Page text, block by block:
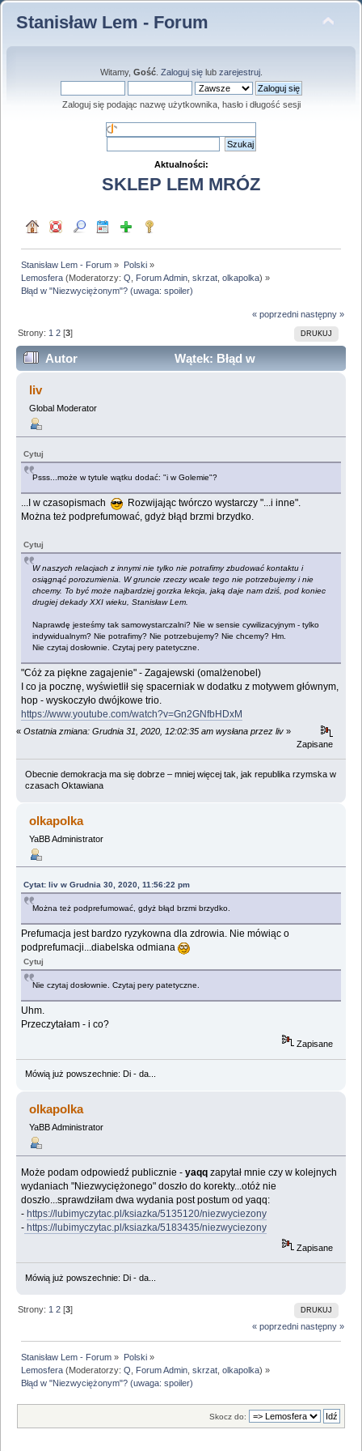
Stanisław Lem - Forum
Witamy, Gość. Zaloguj sięlub zarejestruj.
Zaloguj się podając nazwę użytkownika, hasło i długość sesji
Aktualności:
SKLEP LEM MRÓZ
Stanisław Lem - Forum » Polski»
Lemosfera (Moderatorzy:Q Forum Admin ,skrzat ,olkapolka) »
Błąd w "Niezwyciężonym"? (uwaga: spoiler)
« poprzedni następny »
DRUKUJ
Strony: 1 2 [3]
Autor
Wątek: Błąd w
"Niezwyciężonym"? (uwaga: spoiler) (Przeczytany
76151 razy)
liv
Global Moderator
Cytuj
Psss...może w tytule wątku dodać: "i w Golemie"?
...I w czasopismach
Rozwijając twórczo wystarczy "...i inne".
Można też podprefumować, gdyż błąd brzmi brzydko.
Cytuj
W naszych relacjach z innymi nie tylko nie potrafimy zbudować kontaktu i
osiągnąć porozumienia. W gruncie rzeczy wcale tego nie potrzebujemy i nie
chcemy. To być może najbardziej gorzka lekcja, jaką daje nam dziś, pod koniec
drugiej dekady XXI wieku, Stanisław Lem.
Naprawdę jesteśmy tak samowystarczalni? Nie w sensie cywilizacyjnym - tylko
indywidualnym? Nie potrafimy? Nie potrzebujemy? Nie chcemy? Hm.
Nie czytaj dosłownie. Czytaj pery patetyczne.
"Cóż za piękne zagajenie" - Zagajewski (omalżenobel)
I co ja pocznę, wyświetlił się spacerniak w dodatku z motywem głównym,
hop - wyskoczyło dwójkowe trio.
https://www.youtube.com/watch?v=Gn2GNfbHDxM
« Ostatnia zmiana: Grudnia 31, 2020, 12:02:35 am wysłana przez liv »
Zapisane
Obecnie demokracja ma się dobrze – mniej więcej tak, jak republika rzymska w
czasach Oktawiana
olkapolka
YaBB Administrator
Cytat: liv w Grudnia 30, 2020, 11:56:22 pm
Można też podprefumować, gdyż błąd brzmi brzydko.
Prefumacja jest bardzo ryzykowna dla zdrowia. Nie mówiąc o
podprefumacji...diabelska odmiana
Cytuj
Nie czytaj dosłownie. Czytaj pery patetyczne.
Uhm.
Przeczytałam - i co?
Zapisane
Mówią już powszechnie: Di - da...
olkapolka
YaBB Administrator
Może podam odpowiedź publicznie - yaqq zapytał mnie czy w kolejnych
wydaniach "Niezwyciężonego" doszło do korekty...otóż nie
doszło...sprawdziłam dwa wydania post postum od yaqq:
- https://lubimyczytac.pl/ksiazka/5135120/niezwyciezony
- https://lubimyczytac.pl/ksiazka/5183435/niezwyciezony
Zapisane
Mówią już powszechnie: Di - da...
DRUKUJ
Strony: 1 2 [3]
« poprzedni następny »
Stanisław Lem - Forum » Polski»
Lemosfera (Moderatorzy:Q Forum Admin ,skrzat ,olkapolka) »
Błąd w "Niezwyciężonym"? (uwaga: spoiler)
Skocz do: